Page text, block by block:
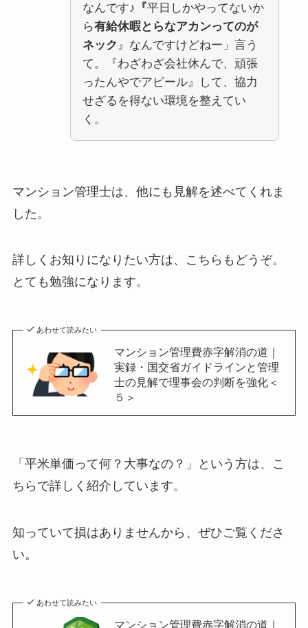
なんです♪
『平日しかやってないか
ら有給休暇とらなアカンってのが
ネック 』なんですけどねー」言う
て。『わざわざ会社休んで、頑張
ったんやでアピール』して、協力
せざるを得ない環境を整えてい
く。
マンション管理士は、他にも見解を述べてくれま
した。
詳しくお知りになりたい方は、こちらもどうぞ。
とても勉強になります。
あわせて読みたい
マンション管理費赤字解消の道｜
実録・国交省ガイドラインと管理
士の見解で理事会の判断を強化＜
５＞
「平米単価って何？大事なの？」という方は、こ
ちらで詳しく紹介しています。
知っていて損はありませんから、ぜひご覧くださ
い。
あわせて読みたい
マンション管理費赤字解消の道｜